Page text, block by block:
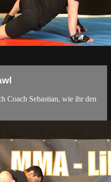
Coach Sebastian, wie ihr den